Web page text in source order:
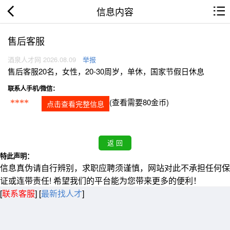
信息内容
售后客服
酒泉人才网 2026.08.09 举报
售后客服20名，女性，20-30周岁，单休，国家节假日休息
联系人手机/微信：
**** 点击查看完整信息 (查看需要80金币)
特此声明：
信息真伪请自行辨别，求职应聘须谨慎，网站对此不承担任何保
证或连带责任! 希望我们的平台能为您带来更多的便利！
[联系客服] [最新找人才]